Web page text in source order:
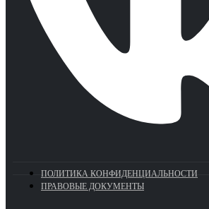
ПОЛИТИКА КОНФИДЕНЦИАЛЬНОСТИ
ПРАВОВЫЕ ДОКУМЕНТЫ